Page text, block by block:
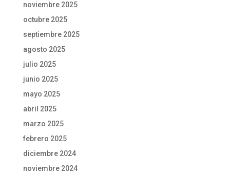
noviembre 2025
octubre 2025
septiembre 2025
agosto 2025
julio 2025
junio 2025
mayo 2025
abril 2025
marzo 2025
febrero 2025
diciembre 2024
noviembre 2024